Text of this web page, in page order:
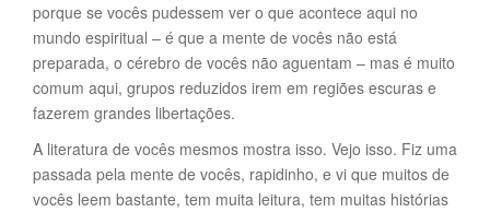
porque se vocês pudessem ver o que acontece aqui no
mundo espiritual – é que a mente de vocês não está
preparada, o cérebro de vocês não aguentam – mas é muito
comum aqui, grupos reduzidos irem em regiões escuras e
fazerem grandes libertações.
A literatura de vocês mesmos mostra isso. Vejo isso. Fiz uma
passada pela mente de vocês, rapidinho, e vi que muitos de
vocês leem bastante, tem muita leitura, tem muitas histórias